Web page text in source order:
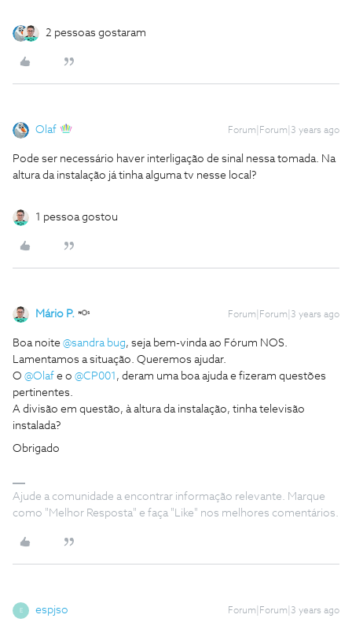
2 pessoas gostaram
Olaf Forum|Forum|3 years ago
Pode ser necessário haver interligação de sinal nessa tomada. Na
altura da instalação já tinha alguma tv nesse local?
1 pessoa gostou
Mário P. Forum|Forum|3 years ago
Boa noite @sandra bug, seja bem-vinda ao Fórum NOS.
Lamentamos a situação. Queremos ajudar.
O @Olaf e o @CP001 , deram uma boa ajuda e fizeram questões
pertinentes.
A divisão em questão, à altura da instalação, tinha televisão
instalada?
Obrigado
Ajude a comunidade a encontrar informação relevante. Marque
como "Melhor Resposta" e faça "Like" nos melhores comentários.
E espjso Forum|Forum|3 years ago